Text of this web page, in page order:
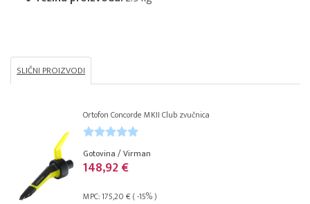
SLIČNI PROIZVODI
Ortofon Concorde MKII Club zvučnica
Gotovina / Virman
148,92 €
MPC: 175,20 € ( -15% )